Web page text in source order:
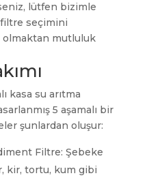
lütfen bizimle
seçimini
olmaktan mutluluk
kasa su arıtma
5 aşamalı bir
şunlardan oluşur:
Filtre: Şebeke
kir, tortu, kum gibi